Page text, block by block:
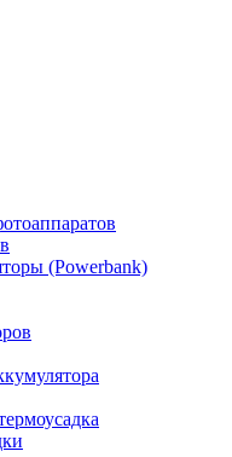
(Powerbank)